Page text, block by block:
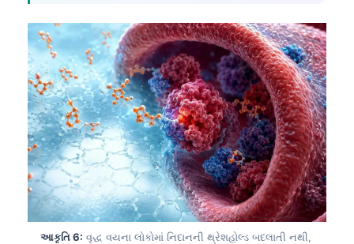
આકૃતિ 6: વૃદ્ધ વયના લોકોમાં નિદાનની થ્રેશહોલ્ડ બદલાતી નથી,
Ślōnskŏ gŏdka
Norsk bokmål